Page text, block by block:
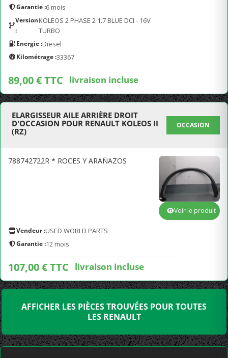
Garantie :6 mois
Version
:
KOLEOS 2 PHASE 2 1.7 BLUE DCI - 16V
TURBO
Energie :Diesel
Kilométrage :33367
89,00 € TTC livraison incluse
ELARGISSEUR AILE ARRIÈRE DROIT
D'OCCASION POUR RENAULT KOLEOS II
(RZ)
OCCASION
788742722R * ROCES Y ARAÑAZOS
Vendeur :USED WORLD PARTS
Garantie :12 mois
107,00 € TTC livraison incluse
Voir le produit
AFFICHER LES PIÈCES TROUVÉES POUR TOUTES
LES RENAULT